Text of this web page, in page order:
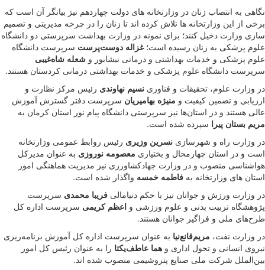
نگاهی به انتصاب زنان در وزارتخانه های دولت چهاردهم نیز بیانگر آن است که
برخی از این وزارتخانه ها تلاش کرده اند تا زنان را در چرخه مدیریتی و تصمیم
سازی وزارت دخیل کنند؛ برای نمونه در وزارت بهداشت سرپرستی دو دانشگاه
علوم پزشکی به زنان رسیده است؛غزاله دوست‌پرست سرپرست دانشگاه
علوم پزشکی و خدمات بهداشتی و درمانی نیشابور و شعله شاه‌غیبی
سرپرست دانشگاه علوم پزشکی و خدمات بهداشتی درمانی کردستان هستند.
در وزارت علوم، تحقیقات و فناوری نسیم‌ نهاوندی رئیس مرکز نظارت و
ارزیابی و تضمین کیفیت و منیژه بهامیریان سرپرست دفتر گسترش آموزش
عالی هستند و در استان‌ها نیز سرپرستی دانشگاه پیام نور استان کرمان به
مریم بستان پیرا سپرده شده است.
در وزارت راه و شهرسازی نسرین وزیری رئیس روابط عمومی وزارتخانه
است و در استان چهارمحال و بختیاری معصومه نوروزی به عنوان مدیرکل
هواشناسی منصوب و در وزارت جهادکشاورزی نیز مدیریت هماهنگی امور
استان های وزارتخانه به فاطمه خمسه واگذار شده است.
در وزارت ورزش و جوانان نیز با حکم دنیامالی فریبا محمدی سرپرست
پژوهشگاه تربیت بدنی و علوم‌ ورزشی و اعظم‌ کریمی سرپرست اداره کل
طرح‌های ملی و فراگیر جوانان هستند.
در وزارت نفت، مریم‌قانع‌نیا به عنوان سرپرست اداره کل آموزش برنامه‌ریزی
نیروی انسانی و تحول اداری و هما عاطف‌یکتا را به عنوان رئیس کل امور
بین‌الملل شرکت ملی صنایع پتروشیمی منصوب شده اند.